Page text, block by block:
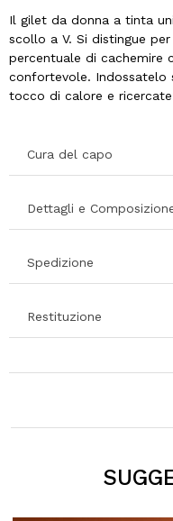
Il gilet da donna a tinta
scollo a V. Si distingue
percentuale di cachemire
confortevole. Indossatelo
tocco di calore e
Cura del capo
Dettagli e
Spedizione
Restituzione